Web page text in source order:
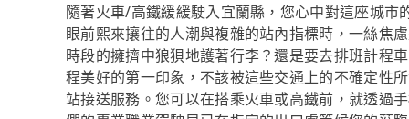
隨著火車/高鐵緩緩駛入宜蘭縣，您心中對這座城
眼前熙來攘往的人潮與複雜的站內指標時，一絲焦
時段的擁擠中狼狽地護著行李？還是要去排班計程
程美好的第一印象，不該被這些交通上的不確定性
站接送服務。您可以在搭乘火車或高鐵前，就透過